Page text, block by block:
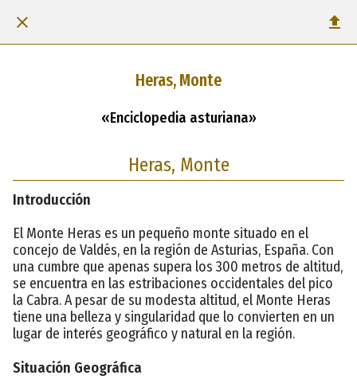
Heras, Monte
«Enciclopedia asturiana»
Heras, Monte
Introducción
El Monte Heras es un pequeño monte situado en el
concejo de Valdés, en la región de Asturias, España. Con
una cumbre que apenas supera los 300 metros de altitud,
se encuentra en las estribaciones occidentales del pico
la Cabra. A pesar de su modesta altitud, el Monte Heras
tiene una belleza y singularidad que lo convierten en un
lugar de interés geográfico y natural en la región.
Situación Geográfica